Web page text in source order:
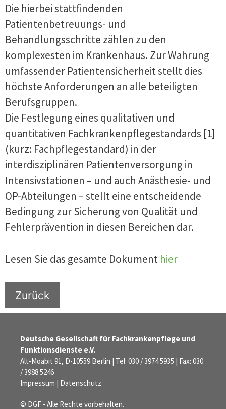
Die hierbei stattfindenden
Patientenbetreuungs- und
Behandlungsschritte zählen zu den
komplexesten im Krankenhaus. Zur Wahrung
umfassender Patientensicherheit stellt dies
höchste Anforderungen an alle beteiligten
Berufsgruppen.
Die Festlegung eines qualitativen und
quantitativen Fachkrankenpflegestandards [1]
(kurz: Fachpflegestandard) in der
interdisziplinären Patientenversorgung in
Intensivstationen – und auch Anästhesie- und
OP-Abteilungen – stellt eine entscheidende
Bedingung zur Sicherung von Qualität und
Fehlerprävention in diesen Bereichen dar.
Lesen Sie das gesamte Dokument hier
Zurück
Deutsche Gesellschaft für Fachkrankenpflege und
Funktionsdienste e.V.
Alt-Moabit 91, D-10559 Berlin | Tel: 030 / 3974 5935 | Fax: 030
/ 3988 5246
Impressum | Datenschutz
© DGF - Alle Rechte vorbehalten.